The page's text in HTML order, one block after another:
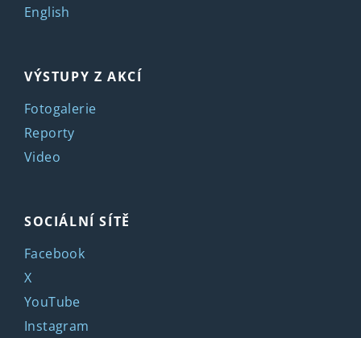
English
VÝSTUPY Z AKCÍ
Fotogalerie
Reporty
Video
SOCIÁLNÍ SÍTĚ
Facebook
X
YouTube
Instagram